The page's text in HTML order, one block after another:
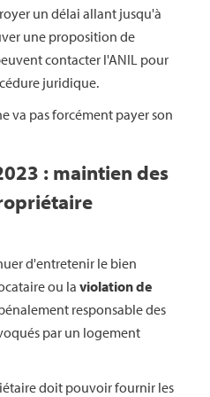
un délai allant jusqu'à
une proposition de
contacter l'ANIL pour
juridique.
va pas forcément payer son
: maintien des
d'entretenir le bien
ou la violation de
responsable des
par un logement
doit pouvoir fournir les